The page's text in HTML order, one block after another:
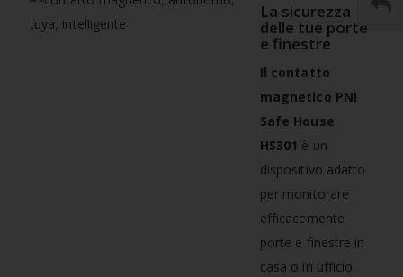
La sicurezza
delle tue porte
e finestre
Il contatto
magnetico PNI
Safe House
HS301 è un
dispositivo adatto
per monitorare
efficacemente
porte e finestre in
casa o in ufficio.